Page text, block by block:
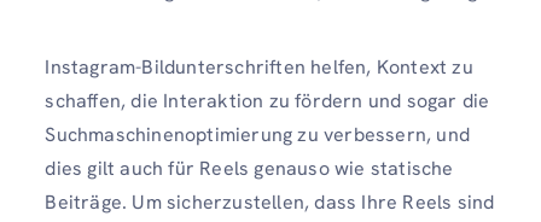
Instagram-Bildunterschriften helfen, Kontext zu
schaffen, die Interaktion zu fördern und sogar die
Suchmaschinenoptimierung zu verbessern, und
dies gilt auch für Reels genauso wie statische
Beiträge. Um sicherzustellen, dass Ihre Reels sind